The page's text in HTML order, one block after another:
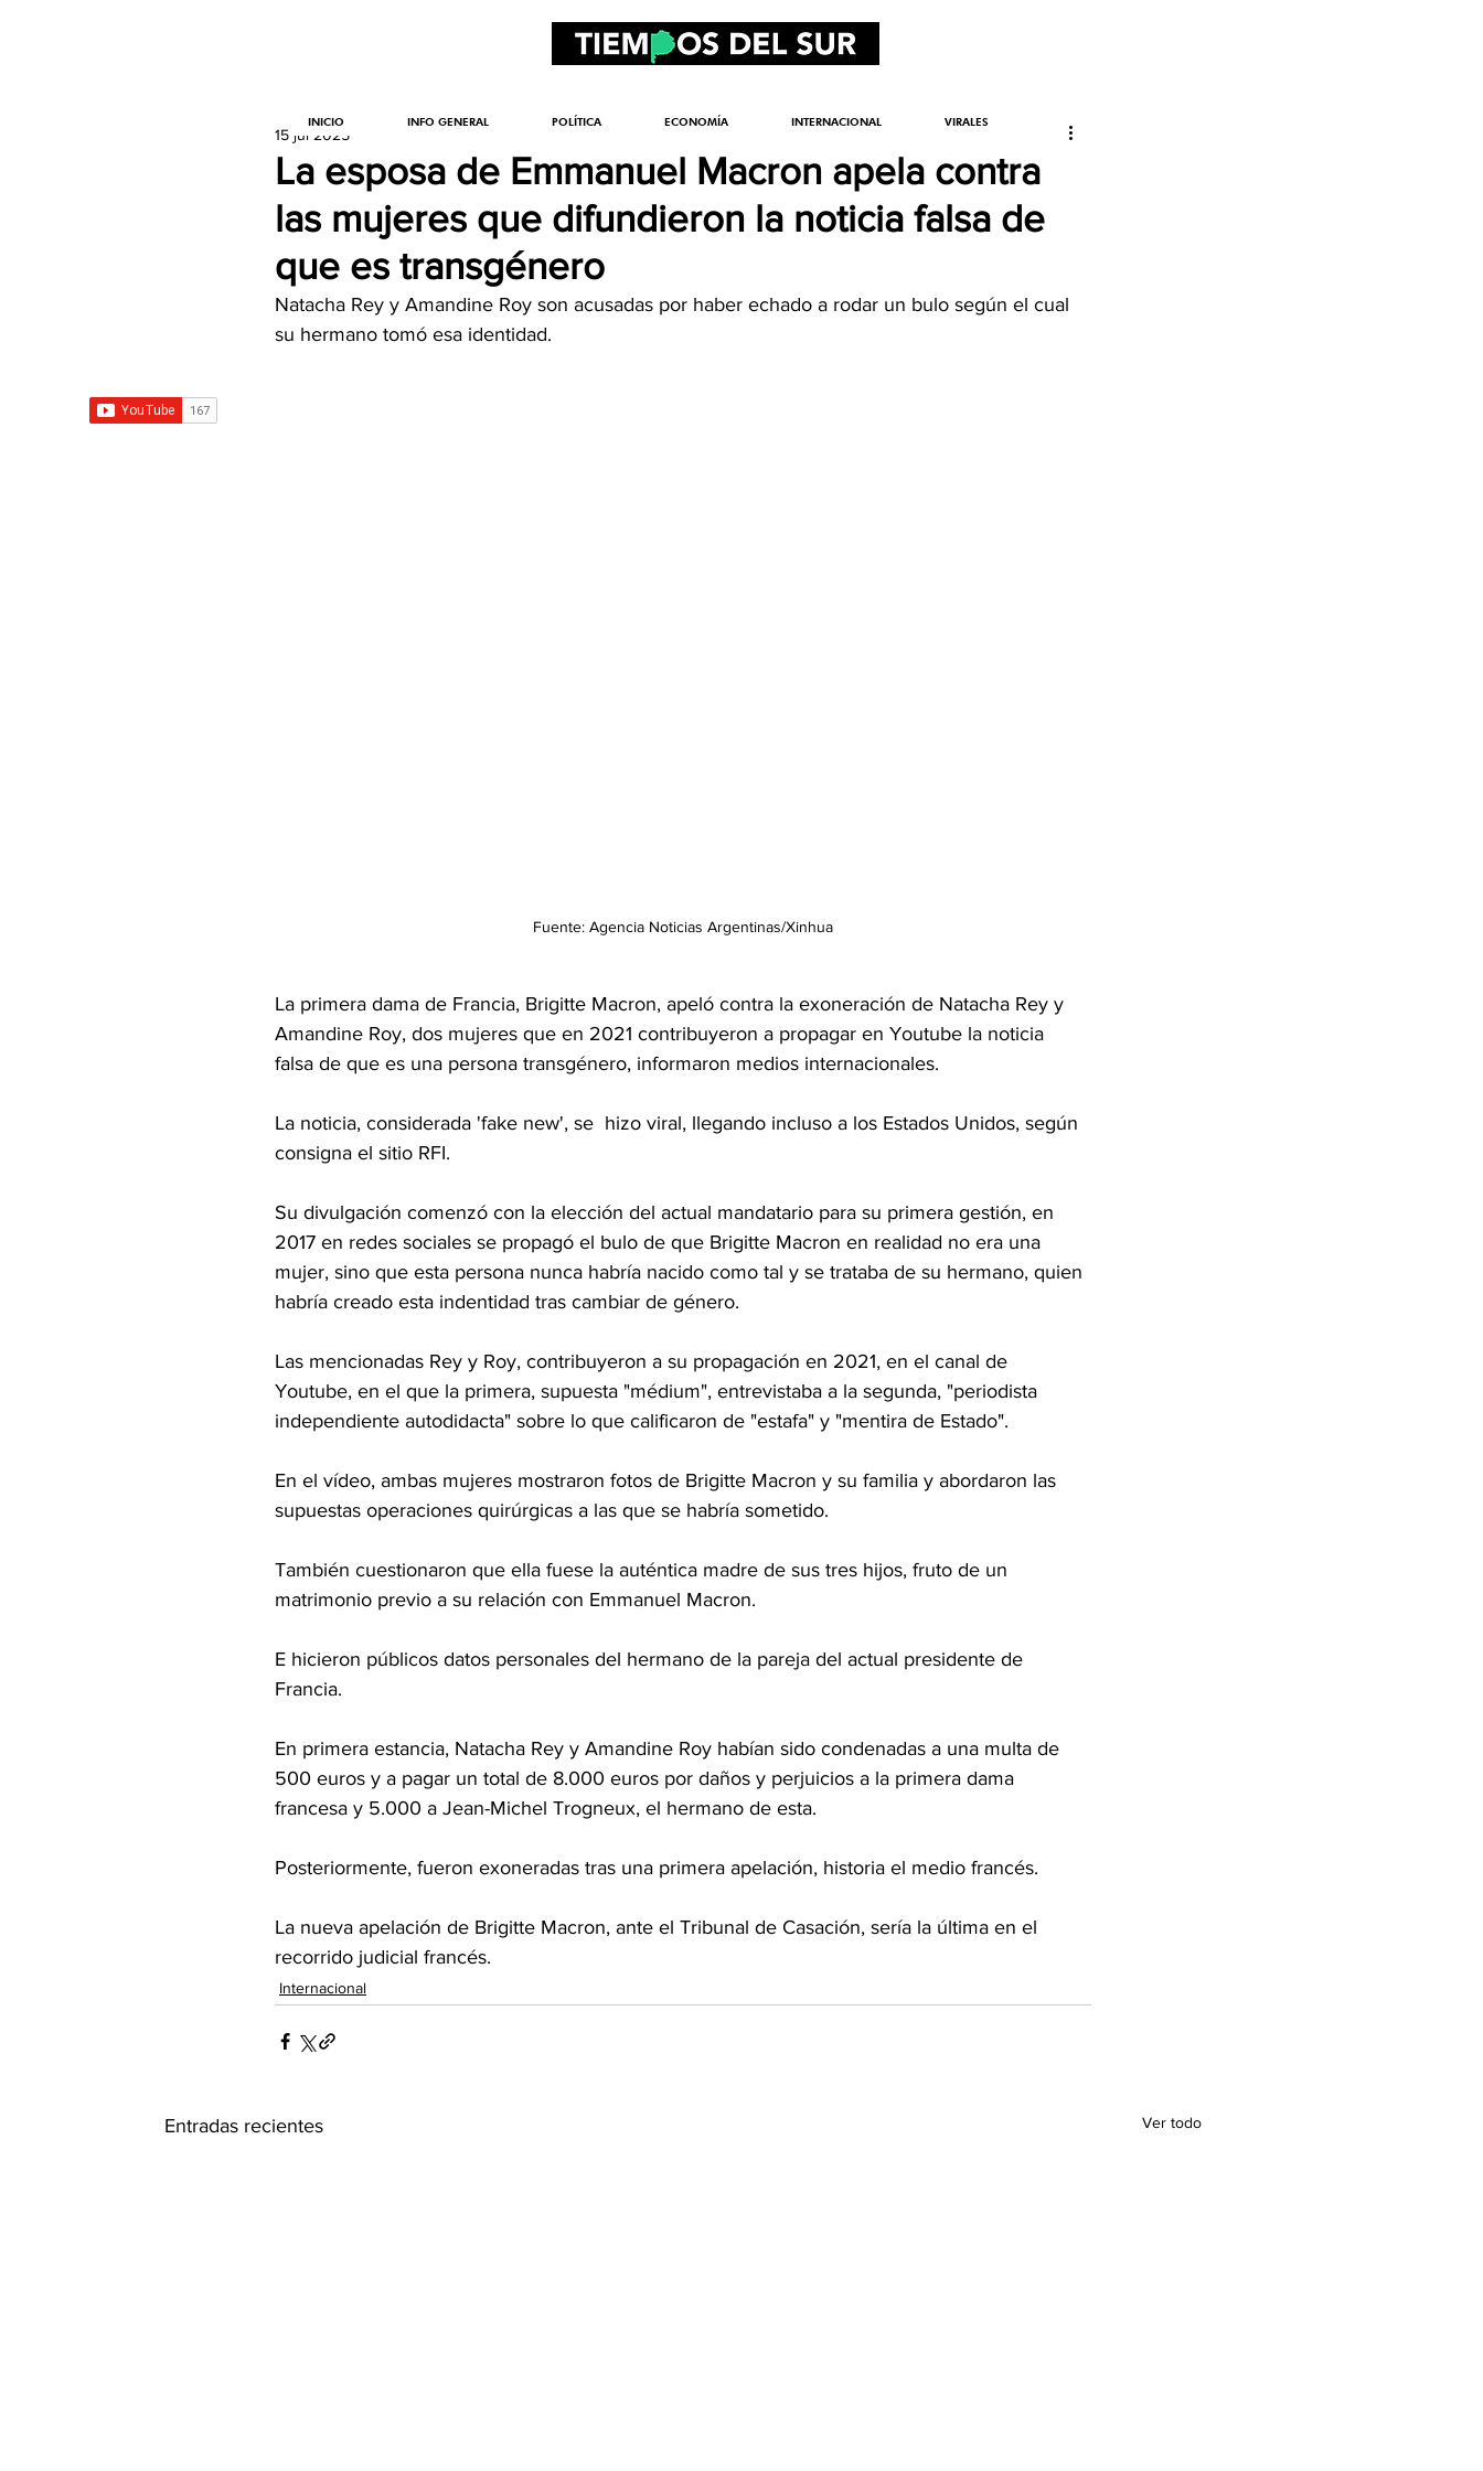
La esposa de Emmanuel Macron apela contra
las mujeres que difundieron la noticia falsa de
que es transgénero
15 jul 2025
Natacha Rey y Amandine Roy son acusadas por haber echado a rodar un bulo según el cual
su hermano tomó esa identidad.
Fuente: Agencia Noticias Argentinas/Xinhua
La primera dama de Francia, Brigitte Macron, apeló contra la exoneración de Natacha Rey y
Amandine Roy, dos mujeres que en 2021 contribuyeron a propagar en Youtube la noticia
falsa de que es una persona transgénero, informaron medios internacionales.
La noticia, considerada 'fake new', se  hizo viral, llegando incluso a los Estados Unidos, según
consigna el sitio RFI.
Su divulgación comenzó con la elección del actual mandatario para su primera gestión, en
2017 en redes sociales se propagó el bulo de que Brigitte Macron en realidad no era una
mujer, sino que esta persona nunca habría nacido como tal y se trataba de su hermano, quien
habría creado esta indentidad tras cambiar de género.
Las mencionadas Rey y Roy, contribuyeron a su propagación en 2021, en el canal de
Youtube, en el que la primera, supuesta "médium", entrevistaba a la segunda, "periodista
independiente autodidacta" sobre lo que calificaron de "estafa" y "mentira de Estado".
En el vídeo, ambas mujeres mostraron fotos de Brigitte Macron y su familia y abordaron las
supuestas operaciones quirúrgicas a las que se habría sometido.
También cuestionaron que ella fuese la auténtica madre de sus tres hijos, fruto de un
matrimonio previo a su relación con Emmanuel Macron.
E hicieron públicos datos personales del hermano de la pareja del actual presidente de
Francia.
En primera estancia, Natacha Rey y Amandine Roy habían sido condenadas a una multa de
500 euros y a pagar un total de 8.000 euros por daños y perjuicios a la primera dama
francesa y 5.000 a Jean-Michel Trogneux, el hermano de esta.
Posteriormente, fueron exoneradas tras una primera apelación, historia el medio francés.
La nueva apelación de Brigitte Macron, ante el Tribunal de Casación, sería la última en el
recorrido judicial francés.
Internacional
Entradas recientes Ver todo
INICIO INFO GENERAL POLÍTICA ECONOMÍA INTERNACIONAL VIRALES